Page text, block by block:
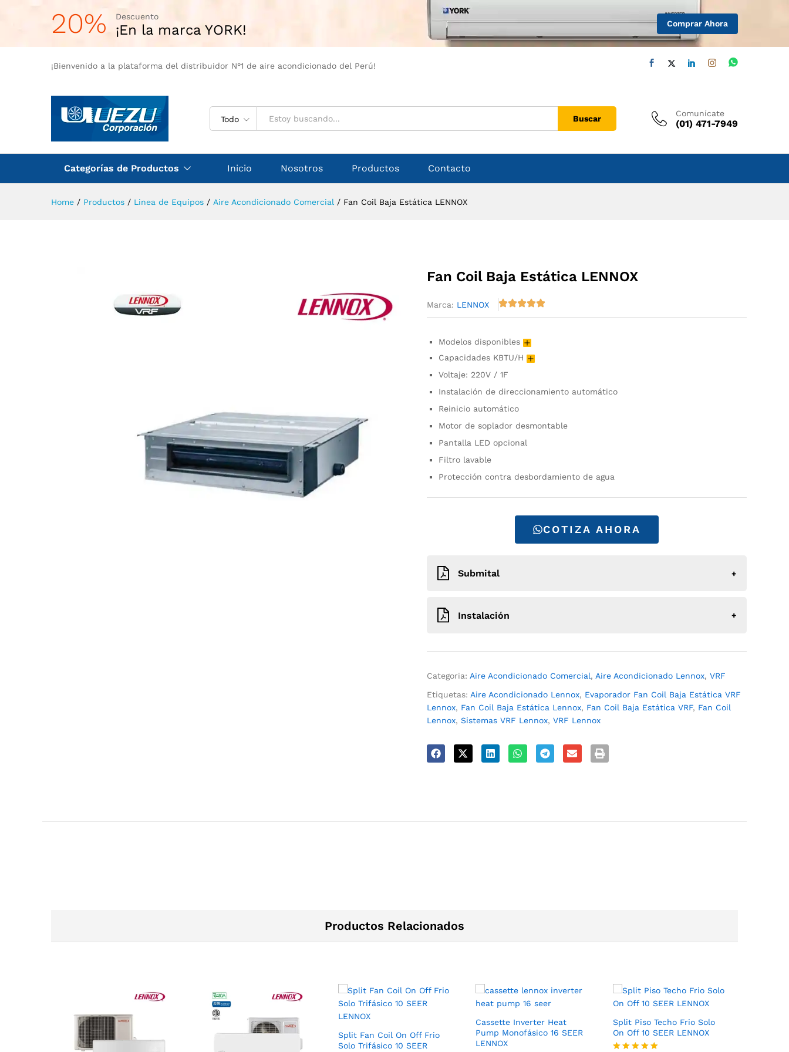
20% Descuento
¡En la marca YORK! Comprar Ahora
¡Bienvenido a la plataforma del distribuidor N°1 de aire acondicionado del Perú!
Todo Buscar
Comunícate
(01) 471-7949
Categorías de Productos Inicio Nosotros Productos Contacto
Home / Productos / Linea de Equipos / Aire Acondicionado Comercial / Fan Coil Baja Estática LENNOX
Fan Coil Baja Estática LENNOX
Marca: LENNOX
Modelos disponibles
Capacidades KBTU/H
Voltaje: 220V / 1F
Instalación de direccionamiento automático
Reinicio automático
Motor de soplador desmontable
Pantalla LED opcional
Filtro lavable
Protección contra desbordamiento de agua
COTIZA AHORA
Submital
IDU_VRF Lennox, Fan Coil, 220V-1F_VELD012N432U_Cat 15A23_Submittal
Instalación
Categoria: Aire Acondicionado Comercial, Aire Acondicionado Lennox, VRF
Etiquetas: Aire Acondicionado Lennox, Evaporador Fan Coil Baja Estática VRF
Lennox, Fan Coil Baja Estática Lennox, Fan Coil Baja Estática VRF, Fan Coil
Lennox, Sistemas VRF Lennox, VRF Lennox
Productos Relacionados
Split Fan Coil On Off Frio
Solo Trifásico 10 SEER
Cassette Inverter Heat
Pump Monofásico 16 SEER
LENNOX
Split Piso Techo Frio Solo
On Off 10 SEER LENNOX